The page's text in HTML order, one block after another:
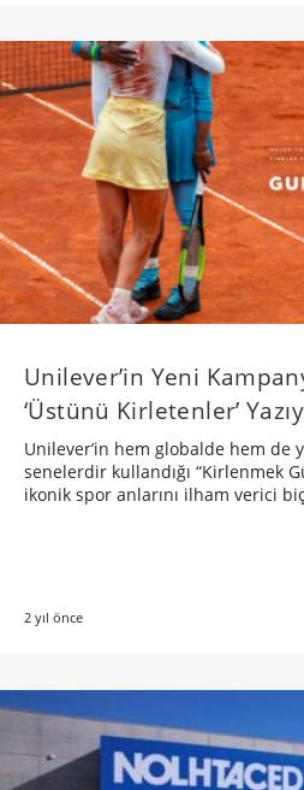
Unilever’in Yeni
‘Üstünü Kirletenler’
Unilever’in hem globalde hem de
senelerdir kullandığı “Kirlenmek
ikonik spor anlarını ilham verici
2 yıl önce